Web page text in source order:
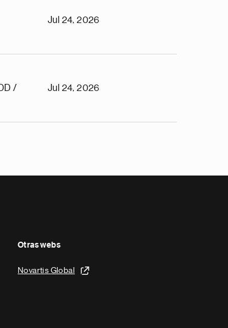
Jul 24, 2026
/
Jul 24, 2026
Otras webs
Novartis Global